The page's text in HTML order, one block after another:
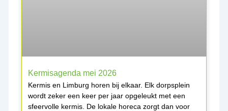
Kermisagenda mei 2026
Kermis en Limburg horen bij elkaar. Elk dorpsplein
wordt zeker een keer per jaar opgeleukt met een
sfeervolle kermis. De lokale horeca zorgt dan voor